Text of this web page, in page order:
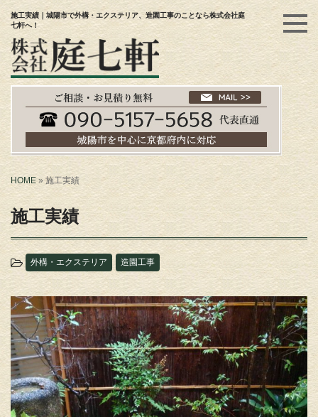
施工実績｜城陽市で外構・エクステリア、造園工事のことなら株式会社庭
七軒へ！
HOME» 施工実績
施工実績
外構・エクステリア 造園工事